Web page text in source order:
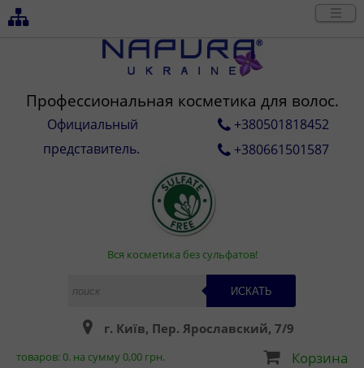
Профессиональная косметика для волос.
Официальный
представитель.
+380501818452
+380661501587
Вся косметика без сульфатов!
ИСКАТЬ
г. Київ, Пер. Ярославский, 7/9
товаров:0. на сумму0,00 грн. Корзина